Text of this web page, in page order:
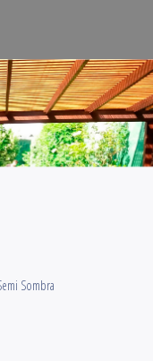
Decks y
Obras Varias
Contacto
Sombra